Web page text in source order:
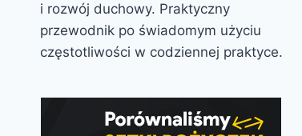
i rozwój duchowy. Praktyczny
przewodnik po świadomym użyciu
częstotliwości w codziennej praktyce.